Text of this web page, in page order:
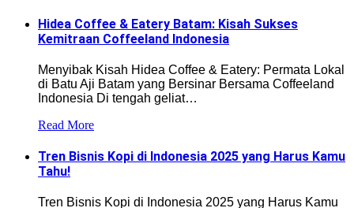
Hidea Coffee & Eatery Batam: Kisah Sukses
Kemitraan Coffeeland Indonesia
Menyibak Kisah Hidea Coffee & Eatery: Permata Lokal
di Batu Aji Batam yang Bersinar Bersama Coffeeland
Indonesia Di tengah geliat…
Read More
Tren Bisnis Kopi di Indonesia 2025 yang Harus Kamu
Tahu!
Tren Bisnis Kopi di Indonesia 2025 yang Harus Kamu